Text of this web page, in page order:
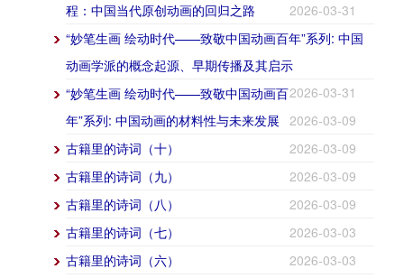
程：中国当代原创动画的回归之路
2026-03-31
“妙笔生画 绘动时代——致敬中国动画百年”系列: 中国
动画学派的概念起源、早期传播及其启示
2026-03-31
“妙笔生画 绘动时代——致敬中国动画百
年”系列: 中国动画的材料性与未来发展 2026-03-09
古籍里的诗词（十）
2026-03-09
古籍里的诗词（九）
2026-03-09
古籍里的诗词（八）
2026-03-09
古籍里的诗词（七）
2026-03-03
古籍里的诗词（六）
2026-03-03